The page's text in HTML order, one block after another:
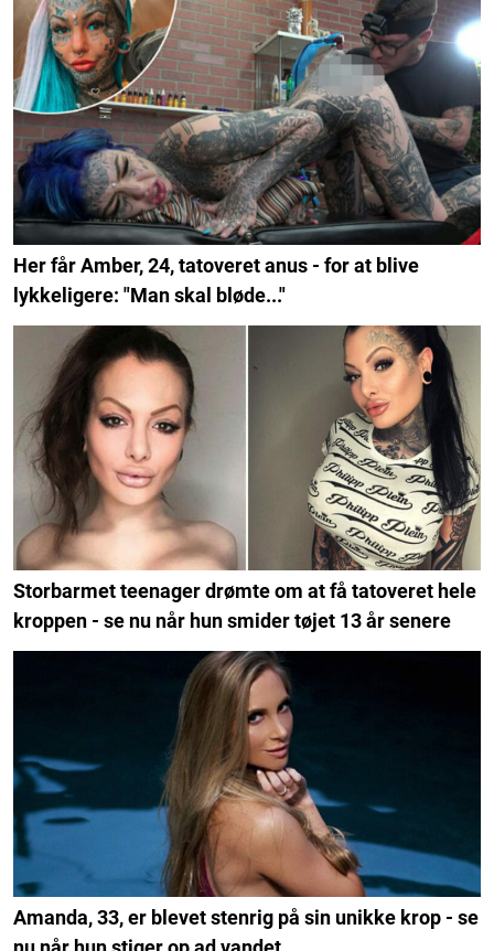
Her får Amber, 24, tatoveret anus - for at blive
lykkeligere: "Man skal bløde..."
Storbarmet teenager drømte om at få tatoveret hele
kroppen - se nu når hun smider tøjet 13 år senere
Amanda, 33, er blevet stenrig på sin unikke krop - se